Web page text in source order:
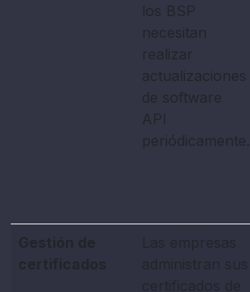
los BSP
necesitan
realizar
actualizaciones
de software
API
periódicamente.
Gestión de
certificados
Las empresas
administran sus
certificados de